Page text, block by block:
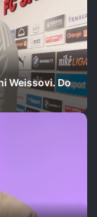
Weissovi. Do